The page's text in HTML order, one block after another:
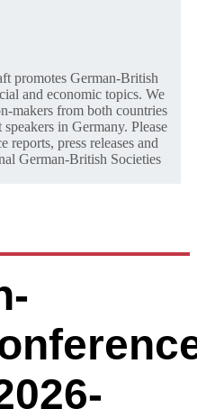
promotes German-British
and economic topics. We
makers from both countries
in Germany. Please
reports, press releases and
German-British Societies